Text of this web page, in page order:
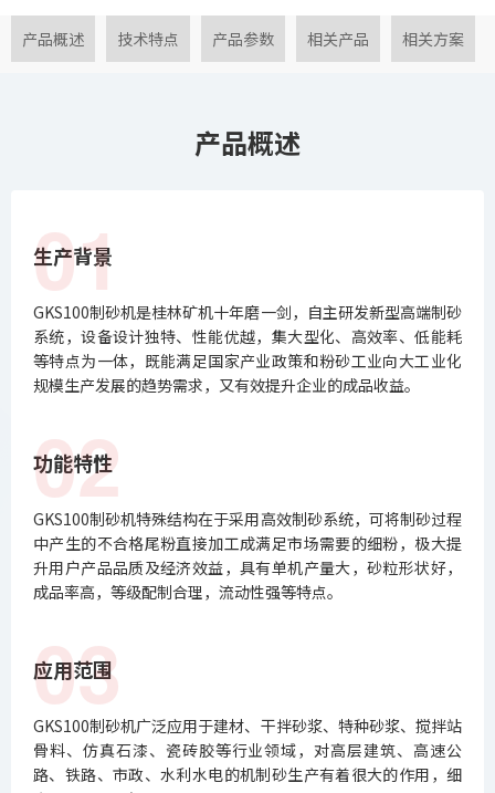
产品概述 技术特点 产品参数 相关产品 相关方案
产品概述
01
生产背景
GKS100制砂机是桂林矿机十年磨一剑，自主研发新型高端制砂
系统，设备设计独特、性能优越，集大型化、高效率、低能耗
等特点为一体，既能满足国家产业政策和粉砂工业向大工业化
规模生产发展的趋势需求，又有效提升企业的成品收益。
02
功能特性
GKS100制砂机特殊结构在于采用高效制砂系统，可将制砂过程
中产生的不合格尾粉直接加工成满足市场需要的细粉，极大提
升用户产品品质及经济效益，具有单机产量大，砂粒形状好，
成品率高，等级配制合理，流动性强等特点。
03
应用范围
GKS100制砂机广泛应用于建材、干拌砂浆、特种砂浆、搅拌站
骨料、仿真石漆、瓷砖胶等行业领域，对高层建筑、高速公
路、铁路、市政、水利水电的机制砂生产有着很大的作用，细